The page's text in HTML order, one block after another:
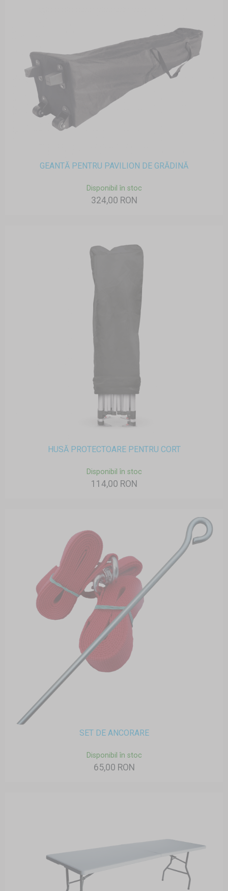
GEANTĂ PENTRU PAVILION DE GRĂDINĂ
Disponibil în stoc
324,00 RON
HUSĂ PROTECTOARE PENTRU CORT
Disponibil în stoc
114,00 RON
SET DE ANCORARE
Disponibil în stoc
65,00 RON